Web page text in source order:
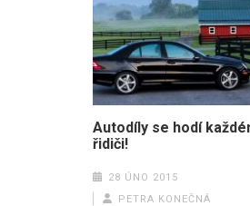
Autodíly se hodí
řidiči!
28 ÚNO 2015
PETRA KONEČNÁ